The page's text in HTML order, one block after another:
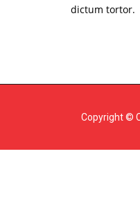
dictum tortor.
Copyright ©